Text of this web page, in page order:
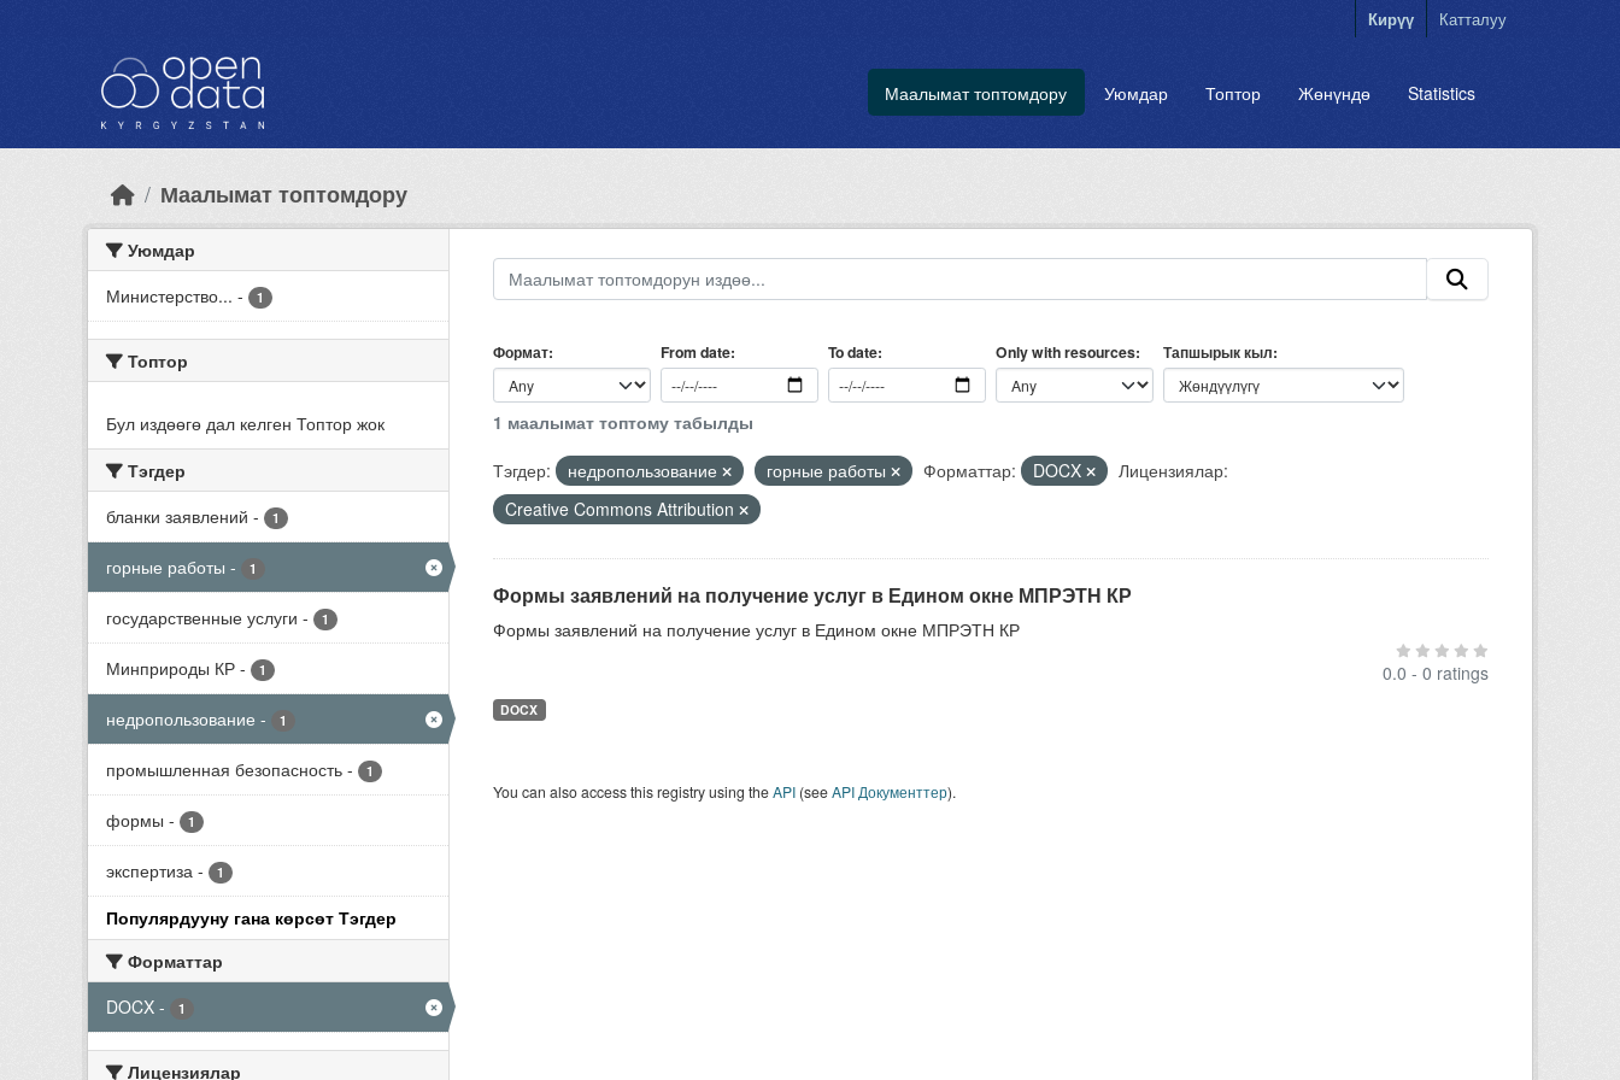
Кирүү Катталуу
Маалымат топтомдору Уюмдар Топтор Жөнүндө Statistics
Маалымат топтомдору
Уюмдар
Министерство... - 1
Топтор
Бул издөөгө дал келген Топтор жок
Тэгдер
бланки заявлений - 1
горные работы - 1
государственные услуги - 1
Минприроды КР - 1
недропользование - 1
промышленная безопасность - 1
формы - 1
экспертиза - 1
Популярдууну гана көрсөт Тэгдер
Форматтар
DOCX - 1
Лицензиялар
Формат From date To date Only with resources Тапшырык кыл
1 маалымат топтому табылды
Тэгдер:
недропользование горные работы Форматтар: DOCX
Лицензиялар:
Creative Commons Attribution
Формы заявлений на получение услуг в Едином окне МПРЭТН КР
Формы заявлений на получение услуг в Едином окне МПРЭТН КР
0.0 - 0 ratings
DOCX
You can also access this registry using theAPI(seeAPI Документтер).